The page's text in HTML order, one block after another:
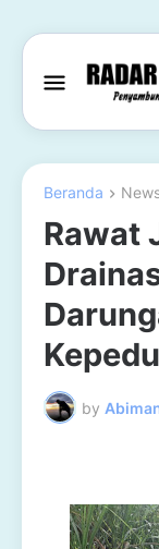
Beranda
Rawat
by